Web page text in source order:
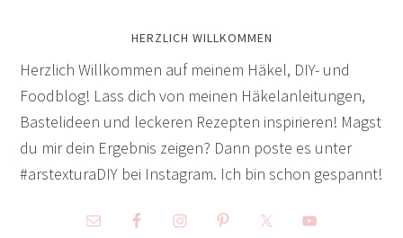
HERZLICH WILLKOMMEN
Herzlich Willkommen auf meinem Häkel, DIY- und
Foodblog! Lass dich von meinen Häkelanleitungen,
Bastelideen und leckeren Rezepten inspirieren! Magst
du mir dein Ergebnis zeigen? Dann poste es unter
#arstexturaDIY bei Instagram. Ich bin schon gespannt!